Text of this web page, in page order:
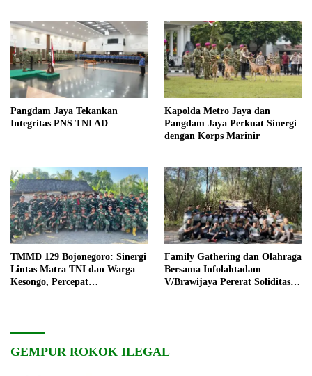
Pangdam Jaya Tekankan
Integritas PNS TNI AD
Kapolda Metro Jaya dan
Pangdam Jaya Perkuat Sinergi
dengan Korps Marinir
TMMD 129 Bojonegoro: Sinergi
Lintas Matra TNI dan Warga
Kesongo, Percepat
Family Gathering dan Olahraga
Bersama Infolahtadam
V/Brawijaya Pererat Soliditas
GEMPUR ROKOK ILEGAL